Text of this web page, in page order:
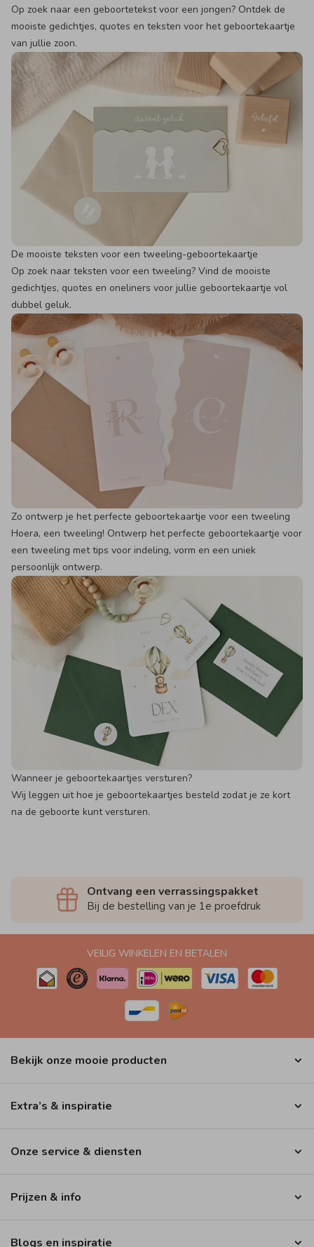
Op zoek naar een geboortetekst voor een jongen? Ontdek de
mooiste gedichtjes, quotes en teksten voor het geboortekaartje
van jullie zoon.
De mooiste teksten voor een tweeling-geboortekaartje
Op zoek naar teksten voor een tweeling? Vind de mooiste
gedichtjes, quotes en oneliners voor jullie geboortekaartje vol
dubbel geluk.
Zo ontwerp je het perfecte geboortekaartje voor een tweeling
Hoera, een tweeling! Ontwerp het perfecte geboortekaartje voor
een tweeling met tips voor indeling, vorm en een uniek
persoonlijk ontwerp.
Wanneer je geboortekaartjes versturen?
Wij leggen uit hoe je geboortekaartjes besteld zodat je ze kort
na de geboorte kunt versturen.
Ontvang een verrassingspakket
Bij de bestelling van je 1e proefdruk
VEILIG WINKELEN EN BETALEN
Bekijk onze mooie producten
Extra’s & inspiratie
Onze service & diensten
Prijzen & info
Blogs en inspiratie